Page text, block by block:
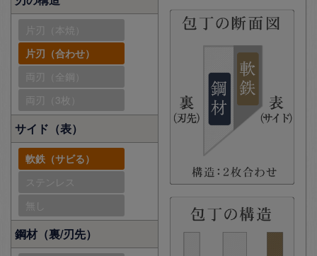
片刃（本焼）
片刃（合わせ）
両刃（全鋼）
両刃（3枚）
サイド（表）
軟鉄（サビる）
ステンレス
無し
鋼材（裏/刃先）